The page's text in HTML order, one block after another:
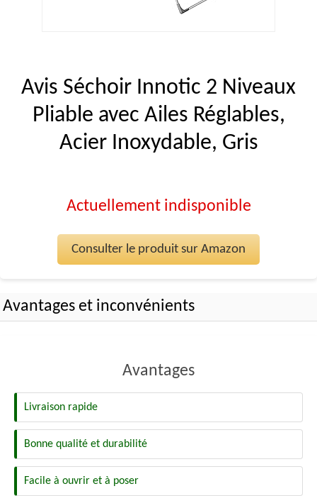
Avis Séchoir Innotic 2 Niveaux
Pliable avec Ailes Réglables,
Acier Inoxydable, Gris
Actuellement indisponible
Consulter le produit sur Amazon
Avantages et inconvénients
Avantages
Livraison rapide
Bonne qualité et durabilité
Facile à ouvrir et à poser